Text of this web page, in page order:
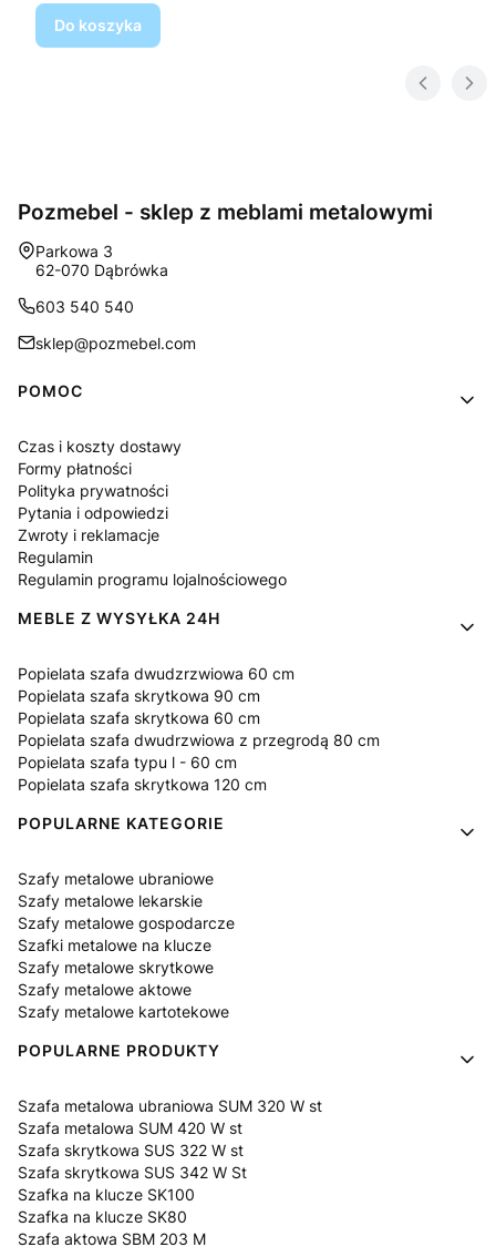
Do koszyka
Pozmebel - sklep z meblami metalowymi
Adres:
Parkowa 3
62-070 Dąbrówka
603 540 540
sklep@pozmebel.com
Linki w stopce
POMOC
Czas i koszty dostawy
Formy płatności
Polityka prywatności
Pytania i odpowiedzi
Zwroty i reklamacje
Regulamin
Regulamin programu lojalnościowego
MEBLE Z WYSYŁKA 24H
Popielata szafa dwudzrzwiowa 60 cm
Popielata szafa skrytkowa 90 cm
Popielata szafa skrytkowa 60 cm
Popielata szafa dwudrzwiowa z przegrodą 80 cm
Popielata szafa typu l - 60 cm
Popielata szafa skrytkowa 120 cm
POPULARNE KATEGORIE
Szafy metalowe ubraniowe
Szafy metalowe lekarskie
Szafy metalowe gospodarcze
Szafki metalowe na klucze
Szafy metalowe skrytkowe
Szafy metalowe aktowe
Szafy metalowe kartotekowe
POPULARNE PRODUKTY
Szafa metalowa ubraniowa SUM 320 W st
Szafa metalowa SUM 420 W st
Szafa skrytkowa SUS 322 W st
Szafa skrytkowa SUS 342 W St
Szafka na klucze SK100
Szafka na klucze SK80
Szafa aktowa SBM 203 M